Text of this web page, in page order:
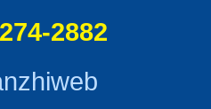
2882